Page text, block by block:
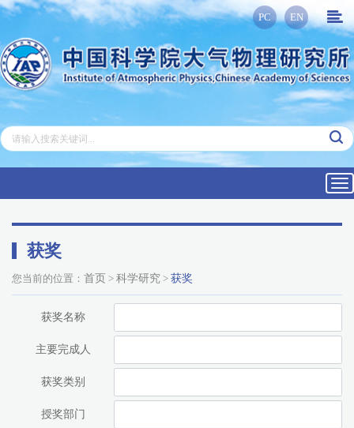
PC EN
获奖
您当前的位置： 首页 > 科学研究 > 获奖
获奖名称
主要完成人
获奖类别
授奖部门